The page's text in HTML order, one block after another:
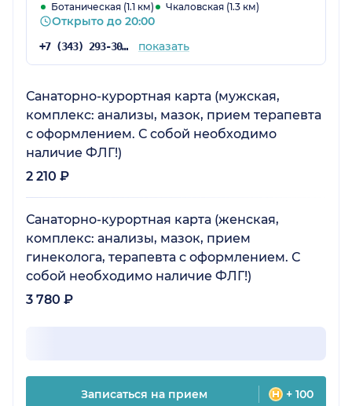
Ботаническая (1.1 км) Чкаловская (1.3 км)
Открыто до 20:00
+7 (343) 293-30-42 показать
Санаторно-курортная карта (мужская,
комплекс: анализы, мазок, прием терапевта
с оформлением. С собой необходимо
наличие ФЛГ!)
2 210 ₽
Санаторно-курортная карта (женская,
комплекс: анализы, мазок, прием
гинеколога, терапевта с оформлением. С
собой необходимо наличие ФЛГ!)
3 780 ₽
Записаться на прием + 100